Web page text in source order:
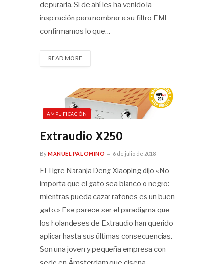
depurarla. Si de ahí les ha venido la
inspiración para nombrar a su filtro EMI
confirmamos lo que…
READ MORE
AMPLIFICACIÓN
Extraudio X250
ByMANUEL PALOMINO 6 de julio de 2018
El Tigre Naranja Deng Xiaoping dijo «No
importa que el gato sea blanco o negro:
mientras pueda cazar ratones es un buen
gato.» Ese parece ser el paradigma que
los holandeses de Extraudio han querido
aplicar hasta sus últimas consecuencias.
Son una joven y pequeña empresa con